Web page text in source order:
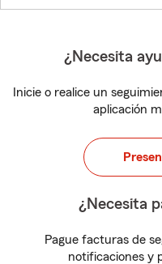
¿Necesita
Inicie o realice un
aplicación
¿Necesita
Pague facturas de
notificaciones y